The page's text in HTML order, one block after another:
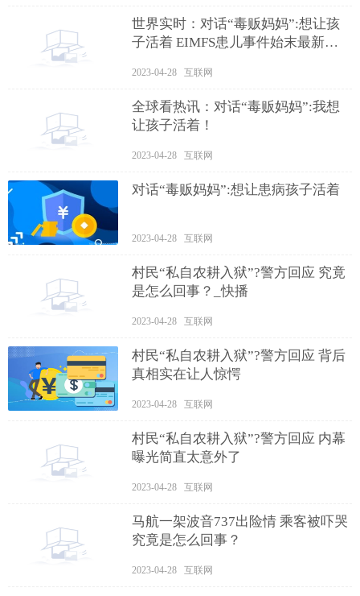
世界实时：对话“毒贩妈妈”:想让孩
子活着 EIMFS患儿事件始末最新消
2023-04-28 互联网
全球看热讯：对话“毒贩妈妈”:我想
让孩子活着！
2023-04-28 互联网
对话“毒贩妈妈”:想让患病孩子活着
2023-04-28 互联网
村民“私自农耕入狱”?警方回应 究竟
是怎么回事？_快播
2023-04-28 互联网
村民“私自农耕入狱”?警方回应 背后
真相实在让人惊愕
2023-04-28 互联网
村民“私自农耕入狱”?警方回应 内幕
曝光简直太意外了
2023-04-28 互联网
马航一架波音737出险情 乘客被吓哭
究竟是怎么回事？
2023-04-28 互联网